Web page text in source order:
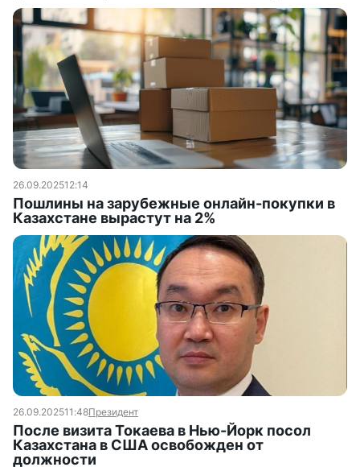
26.09.202512:14
Пошлины на зарубежные онлайн-покупки в
Казахстане вырастут на 2%
26.09.202511:48Президент
После визита Токаева в Нью-Йорк посол
Казахстана в США освобожден от
должности